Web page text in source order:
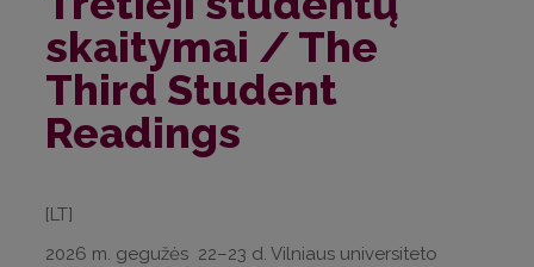
skaitymai / The
Third Student
Readings
[LT]
2026 m. gegužės 22–23 d. Vilniaus universiteto